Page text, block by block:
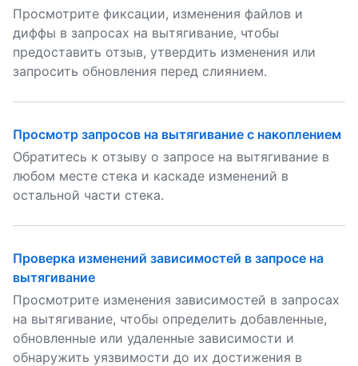
Просмотрите фиксации, изменения файлов и
диффы в запросах на вытягивание, чтобы
предоставить отзыв, утвердить изменения или
запросить обновления перед слиянием.
Просмотр запросов на вытягивание с накоплением
Обратитесь к отзыву о запросе на вытягивание в
любом месте стека и каскаде изменений в
остальной части стека.
Проверка изменений зависимостей в запросе на
вытягивание
Просмотрите изменения зависимостей в запросах
на вытягивание, чтобы определить добавленные,
обновленные или удаленные зависимости и
обнаружить уязвимости до их достижения в